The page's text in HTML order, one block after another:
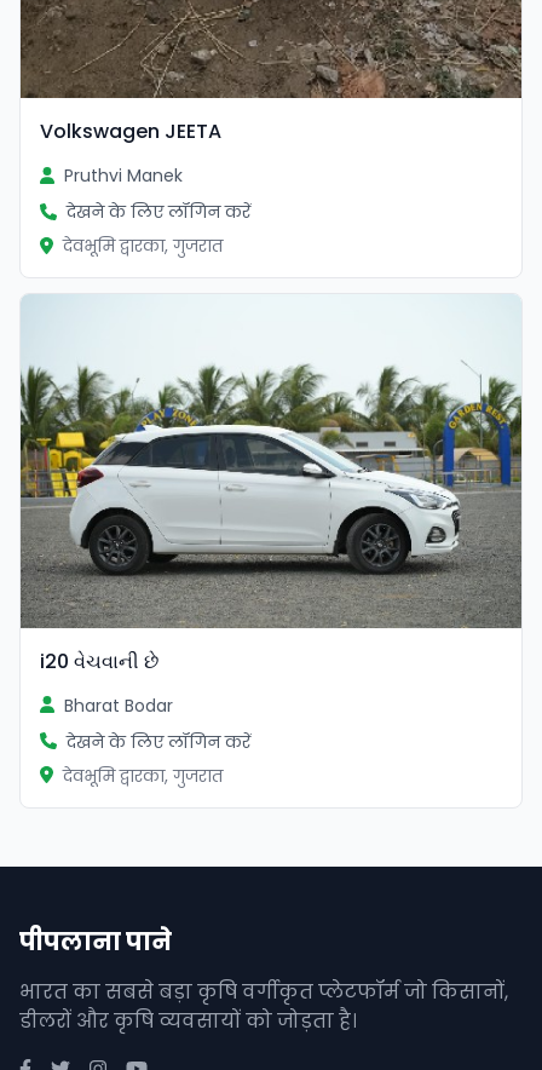
Volkswagen JEETA
Pruthvi Manek
देखने के लिए लॉगिन करें
देवभूमि द्वारका, गुजरात
i20 વેચવાની છે
Bharat Bodar
देखने के लिए लॉगिन करें
देवभूमि द्वारका, गुजरात
पीपलाना पाने
भारत का सबसे बड़ा कृषि वर्गीकृत प्लेटफॉर्म जो किसानों,
डीलरों और कृषि व्यवसायों को जोड़ता है।